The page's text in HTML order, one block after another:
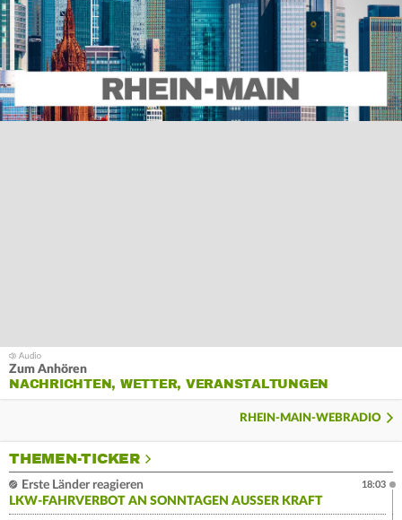
Zum Anhören
NACHRICHTEN, WETTER, VERANSTALTUNGEN
RHEIN-MAIN-WEBRADIO
THEMEN-TICKER
Erste Länder reagieren
LKW-FAHRVERBOT AN SONNTAGEN AUSSER KRAFT
18:03